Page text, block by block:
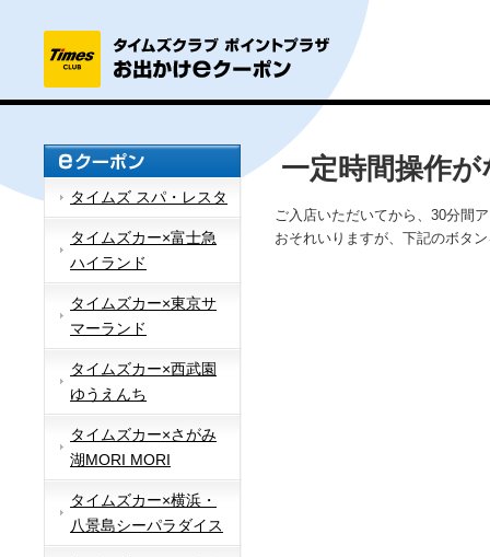
タイムズ スパ・レスタ
タイムズカー×富士急
ハイランド
タイムズカー×東京サ
マーランド
タイムズカー×西武園
ゆうえんち
タイムズカー×さがみ
湖MORI MORI
タイムズカー×横浜・
八景島シーパラダイス
一定時間操作
ご入店いただいてから、30分間
おそれいりますが、下記のボタ